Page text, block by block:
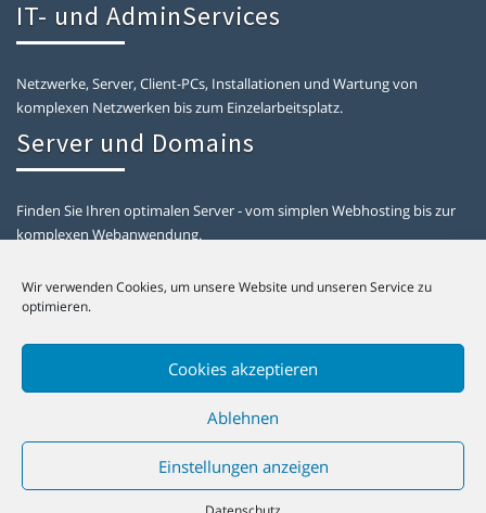
Wir verwenden Cookies, um unsere Website und unseren Service zu
optimieren.
Cookies akzeptieren
Ablehnen
Einstellungen anzeigen
IT- und AdminServices
Netzwerke, Server, Client-PCs, Installationen und Wartung von
komplexen Netzwerken bis zum Einzelarbeitsplatz.
Server und Domains
Finden Sie Ihren optimalen Server - vom simplen Webhosting bis zur
komplexen Webanwendung.
Impressum
© 2024 Scannel-IT